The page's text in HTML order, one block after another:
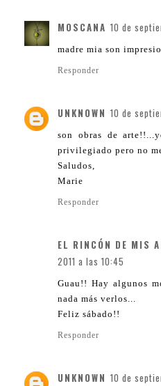
MOSCANA 10 de
madre mia son
Responder
UNKNOWN 10 de
son obras de
privilegiado pero no
Saludos,
Marie
Responder
EL RINCÓN DE MIS
2011 a las 10:45
Guau!! Hay algunos
nada más verlos...
Feliz sábado!!
Responder
UNKNOWN 10 de